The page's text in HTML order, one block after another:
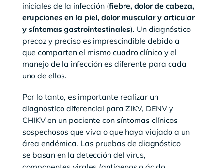
iniciales de la infección (fiebre, dolor de cabeza,
erupciones en la piel, dolor muscular y articular
y síntomas gastrointestinales). Un diagnóstico
precoz y preciso es imprescindible debido a
que comparten el mismo cuadro clínico y el
manejo de la infección es diferente para cada
uno de ellos.
Por lo tanto, es importante realizar un
diagnóstico diferencial para ZIKV, DENV y
CHIKV en un paciente con síntomas clínicos
sospechosos que viva o que haya viajado a un
área endémica. Las pruebas de diagnóstico
se basan en la detección del virus,